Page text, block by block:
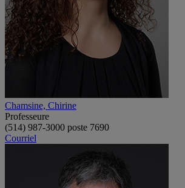
Chamsine, Chirine
Professeure
(514) 987-3000 poste 7690
Courriel